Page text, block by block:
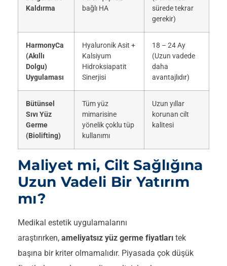
Kaldırma
bağlı HA
sürede tekrar
gerekir)
HarmonyCa
(Akıllı
Dolgu)
Uygulaması
Hyaluronik Asit +
Kalsiyum
Hidroksiapatit
Sinerjisi
18 – 24 Ay
(Uzun vadede
daha
avantajlıdır)
Bütünsel
Sıvı Yüz
Germe
(Biolifting)
Tüm yüz
mimarisine
yönelik çoklu tüp
kullanımı
Uzun yıllar
korunan cilt
kalitesi
Maliyet mi, Cilt Sağlığına
Uzun Vadeli Bir Yatırım
mı?
Medikal estetik uygulamalarını
araştırırken, ameliyatsız yüz germe fiyatları tek
başına bir kriter olmamalıdır. Piyasada çok düşük